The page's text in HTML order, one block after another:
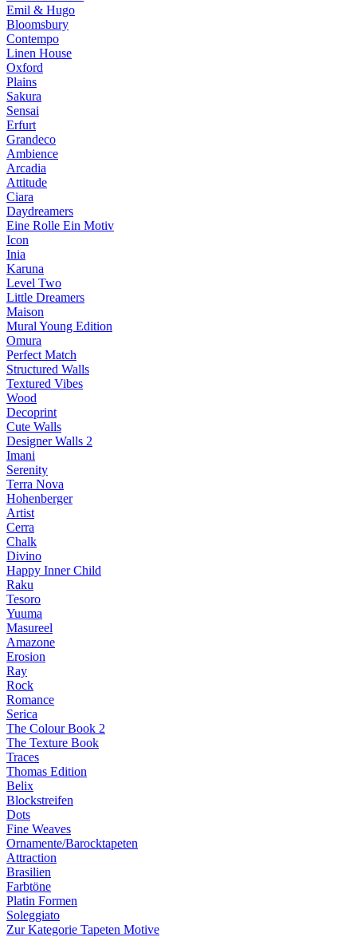
Emil & Hugo
Bloomsbury
Contempo
Linen House
Oxford
Plains
Sakura
Sensai
Erfurt
Grandeco
Ambience
Arcadia
Attitude
Ciara
Daydreamers
Eine Rolle Ein Motiv
Icon
Inia
Karuna
Level Two
Little Dreamers
Maison
Mural Young Edition
Omura
Perfect Match
Structured Walls
Textured Vibes
Wood
Decoprint
Cute Walls
Designer Walls 2
Imani
Serenity
Terra Nova
Hohenberger
Artist
Cerra
Chalk
Divino
Happy Inner Child
Raku
Tesoro
Yuuma
Masureel
Amazone
Erosion
Ray
Rock
Romance
Serica
The Colour Book 2
The Texture Book
Traces
Thomas Edition
Belix
Blockstreifen
Dots
Fine Weaves
Ornamente/Barocktapeten
Attraction
Brasilien
Farbtöne
Platin Formen
Soleggiato
Zur Kategorie Tapeten Motive